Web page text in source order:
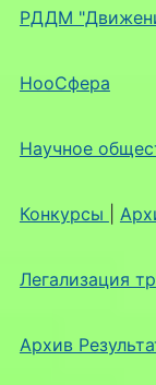
РДДМ
НооСфера
Научное
Конкурсы
Легализация
Архив